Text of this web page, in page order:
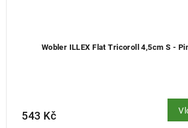
Wobler ILLEX Flat Tricoroll 4,5cm S -
543 Kč